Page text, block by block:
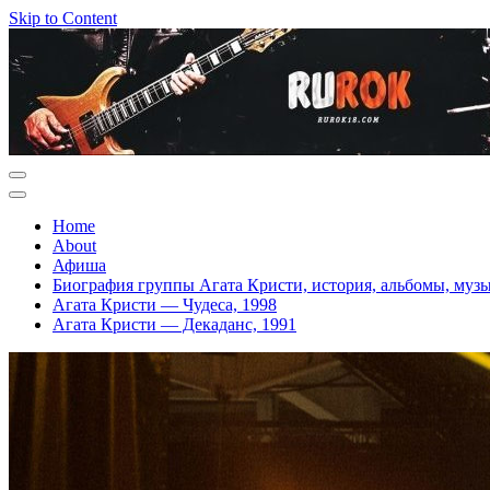
Skip to Content
Home
About
Афиша
Биография группы Агата Кристи, история, альбомы,
Агата Кристи — Чудеса, 1998
Агата Кристи — Декаданс, 1991